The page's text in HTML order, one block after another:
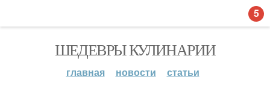
ШЕДЕВРЫ КУЛИНАРИИ
главная новости статьи
5